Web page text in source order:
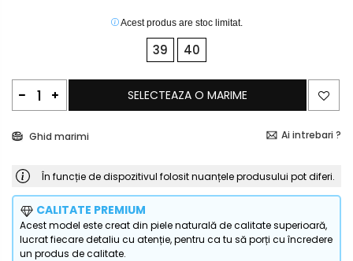
Acest produs are stoc limitat.
39 40
SELECTEAZA O MARIME
Ghid marimi Ai intrebari ?
În funcție de dispozitivul folosit nuanțele produsului pot diferi.
CALITATE PREMIUM
Acest model este creat din piele naturală de calitate superioară,
lucrat fiecare detaliu cu atenție, pentru ca tu să porți cu încredere
un produs de calitate.